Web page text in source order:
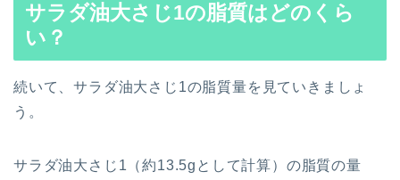
サラダ油大さじ1の脂質はどのくら
い？
続いて、サラダ油大さじ1の脂質量を見ていきましょ
う。
サラダ油大さじ1（約13.5gとして計算）の脂質の量